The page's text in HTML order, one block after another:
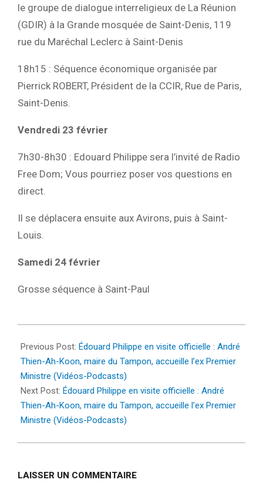
le groupe de dialogue interreligieux de La Réunion
(GDIR) à la Grande mosquée de Saint-Denis, 119
rue du Maréchal Leclerc à Saint-Denis
18h15 : Séquence économique organisée par
Pierrick ROBERT, Président de la CCIR, Rue de Paris,
Saint-Denis.
Vendredi 23 février
7h30-8h30 : Edouard Philippe sera l’invité de Radio
Free Dom; Vous pourriez poser vos questions en
direct.
Il se déplacera ensuite aux Avirons, puis à Saint-
Louis.
Samedi 24 février
Grosse séquence à Saint-Paul
02-
21
Previous Post: Édouard Philippe en visite officielle : André
Thien-Ah-Koon, maire du Tampon, accueille l’ex Premier
Ministre (Vidéos-Podcasts)
Next Post: Édouard Philippe en visite officielle : André
Thien-Ah-Koon, maire du Tampon, accueille l’ex Premier
Ministre (Vidéos-Podcasts)
LAISSER UN COMMENTAIRE